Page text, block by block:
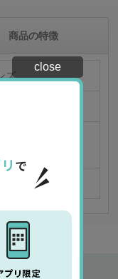
ズ
商品の特徴
close